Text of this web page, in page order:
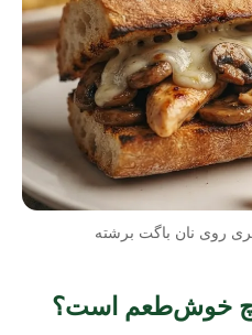
روی نان باگت برشته
خوش‌طعم است؟